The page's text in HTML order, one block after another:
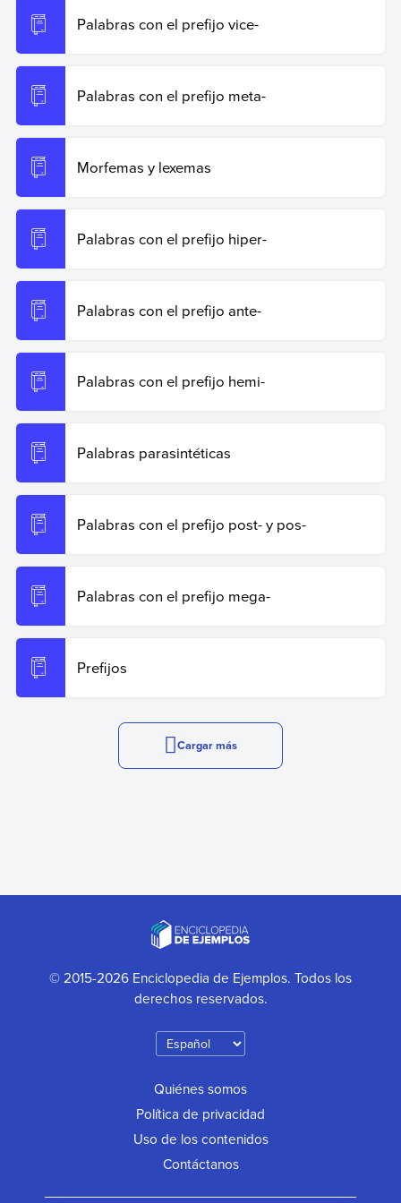
Palabras con el prefijo vice-
Palabras con el prefijo meta-
Morfemas y lexemas
Palabras con el prefijo hiper-
Palabras con el prefijo ante-
Palabras con el prefijo hemi-
Palabras parasintéticas
Palabras con el prefijo post- y pos-
Palabras con el prefijo mega-
Prefijos
Cargar más
© 2015-2026 Enciclopedia de Ejemplos. Todos los
derechos reservados.
Quiénes somos
Política de privacidad
Uso de los contenidos
Contáctanos